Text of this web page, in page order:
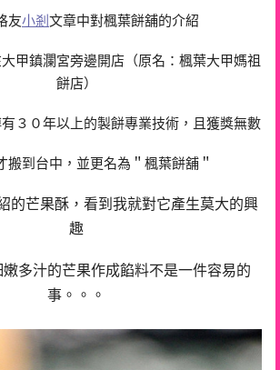
友小剎 文章中對楓葉餅舖的介紹
甲鎮瀾宮旁邊開店（原名：楓葉大甲媽祖
餅店）
３０年以上的製餅專業技術，且獲獎無數
搬到台中，並更名為＂楓葉餅舖＂
的芒果酥，看到我就對它產生莫大的興
趣
嫩多汁的芒果作成餡料不是一件容易的
事。。。